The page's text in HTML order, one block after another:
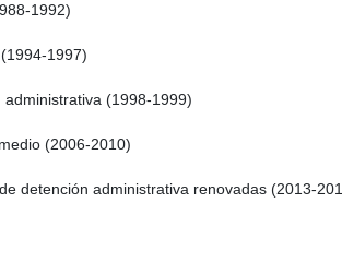
1992)
1997)
(1998-1999)
(2006-2010)
detención administrativa renovadas (2013-